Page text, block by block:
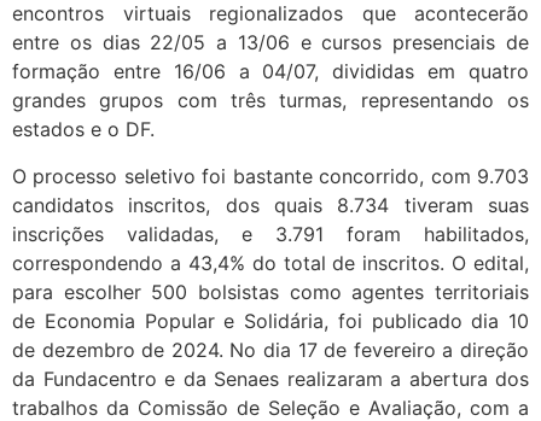
encontros virtuais regionalizados que acontecerão
entre os dias 22/05 a 13/06 e cursos presenciais de
formação entre 16/06 a 04/07, divididas em quatro
grandes grupos com três turmas, representando os
estados e o DF.
O processo seletivo foi bastante concorrido, com 9.703
candidatos inscritos, dos quais 8.734 tiveram suas
inscrições validadas, e 3.791 foram habilitados,
correspondendo a 43,4% do total de inscritos. O edital,
para escolher 500 bolsistas como agentes territoriais
de Economia Popular e Solidária, foi publicado dia 10
de dezembrode 2024. No dia 17 de fevereiro a direção
da Fundacentro e da Senaes realizaram a abertura dos
trabalhos da Comissão de Seleção e Avaliação, com a